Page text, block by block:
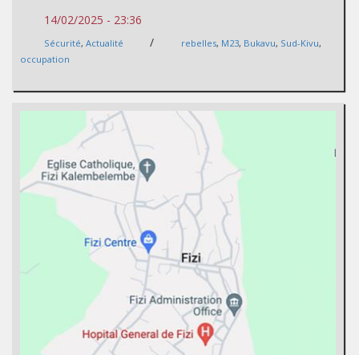
14/02/2025 - 23:36
Sécurité, Actualité / rebelles, M23, Bukavu, Sud-Kivu,
occupation